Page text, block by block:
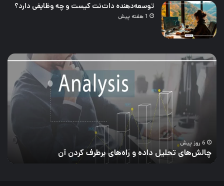
توسعه‌دهنده دات‌نت کیست و چه وظایفی دارد؟
1 هفته پیش
چالش‌های
تحلیل
داده
راه‌های
6 روز پیش
چالش‌های تحلیل داده و راه‌های برطرف کردن آن
۲۱